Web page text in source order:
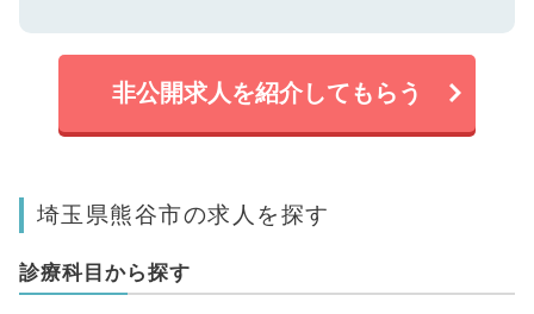
非公開求人を紹介してもらう
埼玉県熊谷市の求人を探す
診療科目から探す